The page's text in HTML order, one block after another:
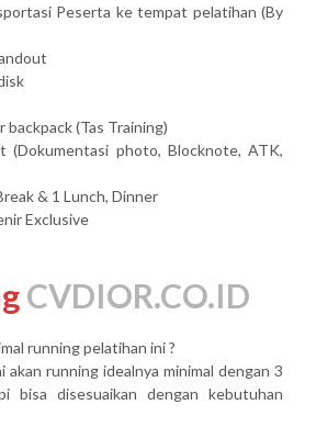
Peserta ke tempat pelatihan (By
backpack (Tas Training)
(Dokumentasi photo, Blocknote, ATK,
& 1 Lunch, Dinner
Exclusive
CVDIOR.CO.ID
running pelatihan ini ?
akan running idealnya minimal dengan 3
bisa disesuaikan dengan kebutuhan